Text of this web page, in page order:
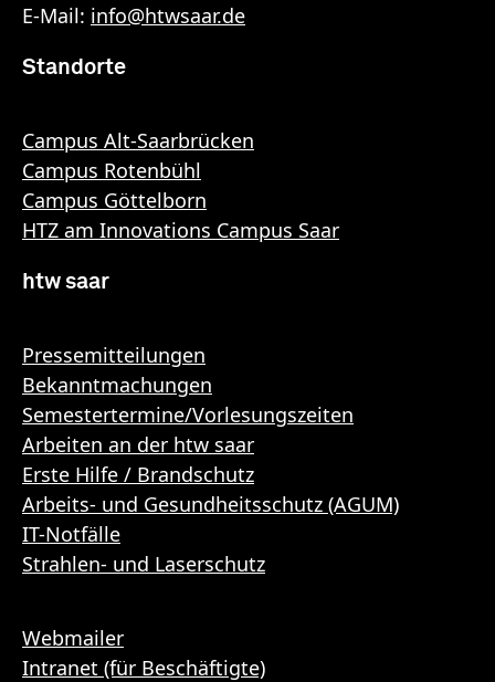
E-Mail: info@htwsaar.de
Standorte
Campus Alt-Saarbrücken
Campus Rotenbühl
Campus Göttelborn
HTZ am Innovations Campus Saar
htw saar
Pressemitteilungen
Bekanntmachungen
Semestertermine/Vorlesungszeiten
Arbeiten an der htw saar
Erste Hilfe / Brandschutz
Arbeits- und Gesundheitsschutz (AGUM)
IT-Notfälle
Strahlen- und Laserschutz
Webmailer
Intranet (für Beschäftigte)